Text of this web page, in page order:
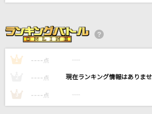
大江裕
夏の影
Mrs. GREEN APPLE
IRIS OUT(ビデオクリップバージ
1 ---- 点 ----
---- 点 ----
3 ---- 点 ----